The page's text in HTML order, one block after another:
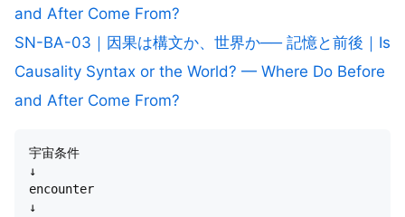
and After Come From?
SN-BA-03｜因果は構文か、世界か── 記憶と前後｜Is
Causality Syntax or the World? — Where Do Before
and After Come From?
宇宙条件
↓
encounter
↓